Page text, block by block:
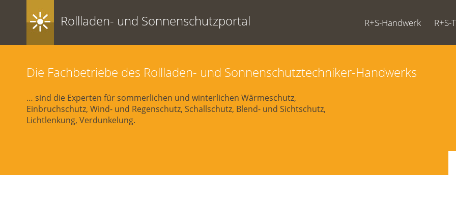
Rollladen- und Sonnenschutzportal R+S-Handwerk R+S-
Die Fachbetriebe des Rollladen- und Sonnenschutztechniker-Handwerks
… sind die Experten für sommerlichen und winterlichen Wärmeschutz,
Einbruchschutz, Wind- und Regenschutz, Schallschutz, Blend- und Sichtschutz,
Lichtlenkung, Verdunkelung.